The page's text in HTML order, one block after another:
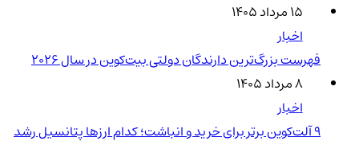
۱۵ مرداد ۱۴۰۵
اخبار
فهرست بزرگ‌ترین دارندگان دولتی بیت‌کوین در سال 2026
۸ مرداد ۱۴۰۵
اخبار
۹ آلت‌کوین برتر برای خرید و انباشت؛ کدام ارزها پتانسیل رشد